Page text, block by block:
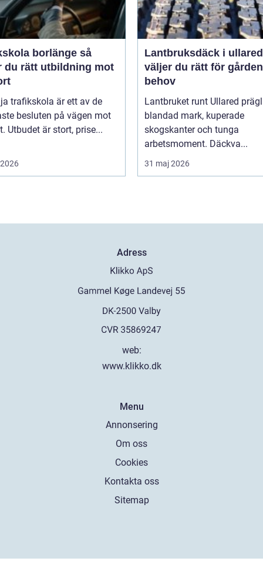
borlänge så
du rätt utbildning mot
trafikskola är ett av de
besluten på vägen mot
Utbudet är stort, prise...
Lantbruksdäck i ullared
väljer du rätt för
behov
Lantbruket runt Ullared
blandad mark, kuperade
skogskanter och tunga
arbetsmoment. Däckva...
31 maj 2026
Adress
web:
www.klikko.dk
Menu
Annonsering
Om oss
Cookies
Kontakta oss
Sitemap